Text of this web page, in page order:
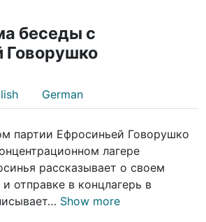
беседы с
Говорушко
German
партии Ефросиньей Говорушко
лагере
рассказывает о своем
отправке в концлагерь в
Show more